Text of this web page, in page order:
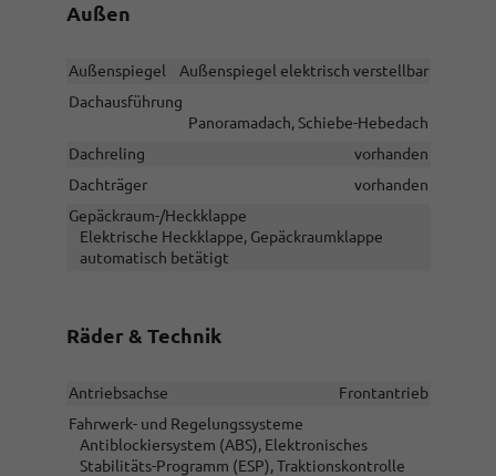
Außen
Außenspiegel
Außenspiegel elektrisch verstellbar
Dachausführung
Panoramadach, Schiebe-Hebedach
Dachreling
vorhanden
Dachträger
vorhanden
Gepäckraum-/Heckklappe
Elektrische Heckklappe, Gepäckraumklappe
automatisch betätigt
Räder & Technik
Antriebsachse
Frontantrieb
Fahrwerk- und Regelungssysteme
Antiblockiersystem (ABS), Elektronisches
Stabilitäts-Programm (ESP), Traktionskontrolle